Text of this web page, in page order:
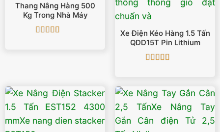
Thang Nâng Hàng 500
Kg Trong Nhà Máy
Xe Điện Kéo Hàng 1.5 Tấn
QDD15T Pin Lithium